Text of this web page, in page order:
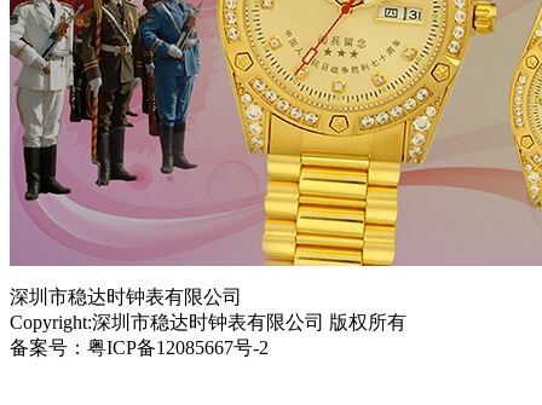
深圳市稳达时钟表有限公司
Copyright:深圳市稳达时钟表有限公司 版权所有
备案号：粤ICP备12085667号-2